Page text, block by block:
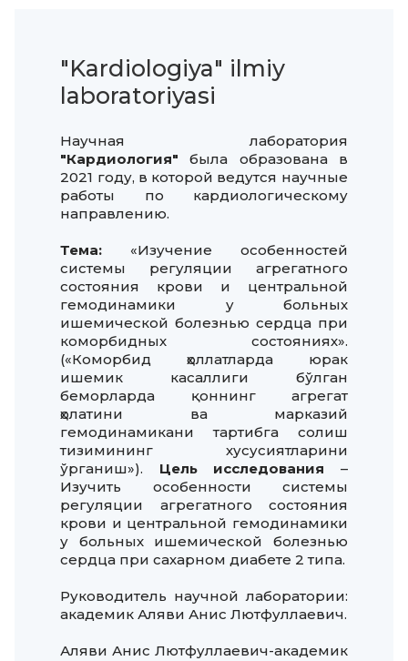
"Kardiologiya" ilmiy
laboratoriyasi
Научная лаборатория
"Кардиология" была образована в
2021 году, в которой ведутся научные
работы по кардиологическому
направлению.
Тема: «Изучение особенностей
системы регуляции агрегатного
состояния крови и центральной
гемодинамики у больных
ишемической болезнью сердца при
коморбидных состояниях».
(«Коморбид ҳоллатларда юрак
ишемик касаллиги бўлган
беморларда қоннинг агрегат
ҳолатини ва марказий
гемодинамикани тартибга солиш
тизимининг хусусиятларини
ўрганиш»). Цель исследования –
Изучить особенности системы
регуляции агрегатного состояния
крови и центральной гемодинамики
у больных ишемической болезнью
сердца при сахарном диабете 2 типа.
Руководитель научной лаборатории:
академик Аляви Анис Лютфуллаевич.
Аляви Анис Лютфуллаевич-академик